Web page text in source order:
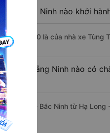
- Quảng Ninh nào khởi
lúc 18:10 là của nhà xe Tùng
- Quảng Ninh nào có
Từ Sơn - Bắc Ninh từ Hạ Long